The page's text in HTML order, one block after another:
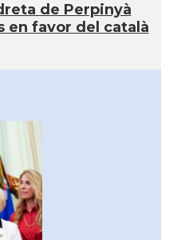
de Perpinyà
en favor del català